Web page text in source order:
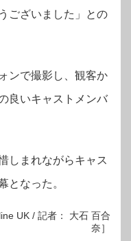
ございました」との
ンで撮影し、観客か
良いキャストメンバ
しまれながらキャス
となった。
UK / 記者： 大石 百合
奈］